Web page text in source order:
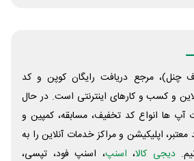
چنل)، مرجع دریافت رایگان کوپن و کد
و کسب و‌ کارهای اینترنتی است. در حال
آپ ها انواع کد تخفیف، مسابقه، کمپین و
اپلیکیشن و مراکز خدمات آنلاین را به
دیجی کالا، اسنپ، اسنپ فود، تپسی،